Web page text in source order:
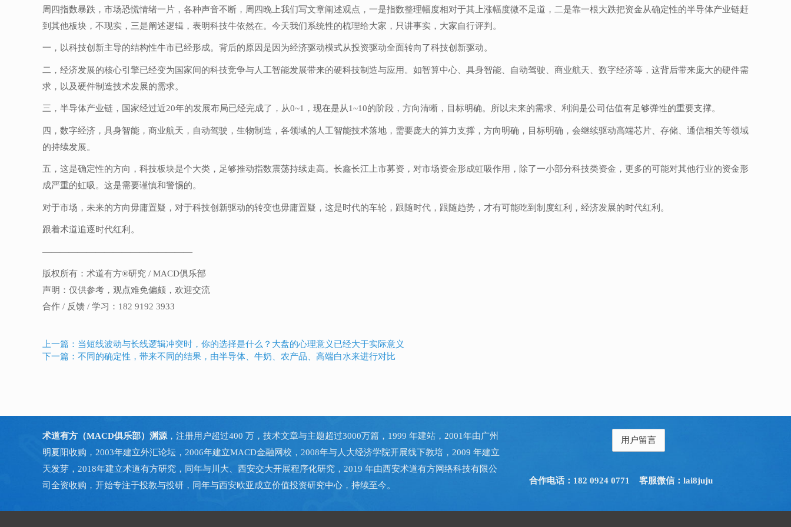
周四指数暴跌，市场恐慌情绪一片，各种声音不断，周四晚上我们写文章阐述观点，一是指数整理幅度相对于其上涨幅度微不足道，二是靠一根大跌把资金从确定性的半导体产业链赶
到其他板块，不现实，三是阐述逻辑，表明科技牛依然在。今天我们系统性的梳理给大家，只讲事实，大家自行评判。
一，以科技创新主导的结构性牛市已经形成。背后的原因是因为经济驱动模式从投资驱动全面转向了科技创新驱动。
二，经济发展的核心引擎已经变为国家间的科技竞争与人工智能发展带来的硬科技制造与应用。如智算中心、具身智能、自动驾驶、商业航天、数字经济等，这背后带来庞大的硬件需
求，以及硬件制造技术发展的需求。
三，半导体产业链，国家经过近20年的发展布局已经完成了，从0~1，现在是从1~10的阶段，方向清晰，目标明确。所以未来的需求、利润是公司估值有足够弹性的重要支撑。
四，数字经济，具身智能，商业航天，自动驾驶，生物制造，各领域的人工智能技术落地，需要庞大的算力支撑，方向明确，目标明确，会继续驱动高端芯片、存储、通信相关等领域
的持续发展。
五，这是确定性的方向，科技板块是个大类，足够推动指数震荡持续走高。长鑫长江上市募资，对市场资金形成虹吸作用，除了一小部分科技类资金，更多的可能对其他行业的资金形
成严重的虹吸。这是需要谨慎和警惕的。
对于市场，未来的方向毋庸置疑，对于科技创新驱动的转变也毋庸置疑，这是时代的车轮，跟随时代，跟随趋势，才有可能吃到制度红利，经济发展的时代红利。
跟着术道追逐时代红利。
—————————————————
版权所有：术道有方®研究 / MACD俱乐部
声明：仅供参考，观点难免偏颇，欢迎交流
合作 / 反馈 / 学习：182 9192 3933
上一篇：当短线波动与长线逻辑冲突时，你的选择是什么？大盘的心理意义已经大于实际意义
下一篇：不同的确定性，带来不同的结果，由半导体、牛奶、农产品、高端白水来进行对比
术道有方（MACD俱乐部）渊源 ，注册用户超过400 万，技术文章与主题超过3000万篇，1999 年建站，2001年由广州
明夏阳收购，2003年建立外汇论坛，2006年建立MACD金融网校，2008年与人大经济学院开展线下教培，2009 年建立
天发芽，2018年建立术道有方研究，同年与川大、西安交大开展程序化研究，2019 年由西安术道有方网络科技有限公
司全资收购，开始专注于投教与投研，同年与西安欧亚成立价值投资研究中心，持续至今。
用户留言
合作电话：182 0924 0771 客服微信：lai8juju